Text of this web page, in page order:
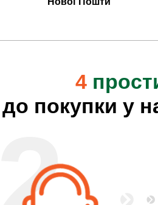
4
до покупки у